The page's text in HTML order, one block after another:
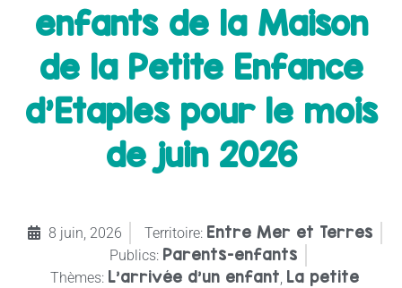
enfants de la Maison
de la Petite Enfance
d’Etaples pour le mois
de juin 2026
8 juin, 2026 Territoire: Entre Mer et Terres
Publics: Parents-enfants
Thèmes: L'arrivée d'un enfant La petite